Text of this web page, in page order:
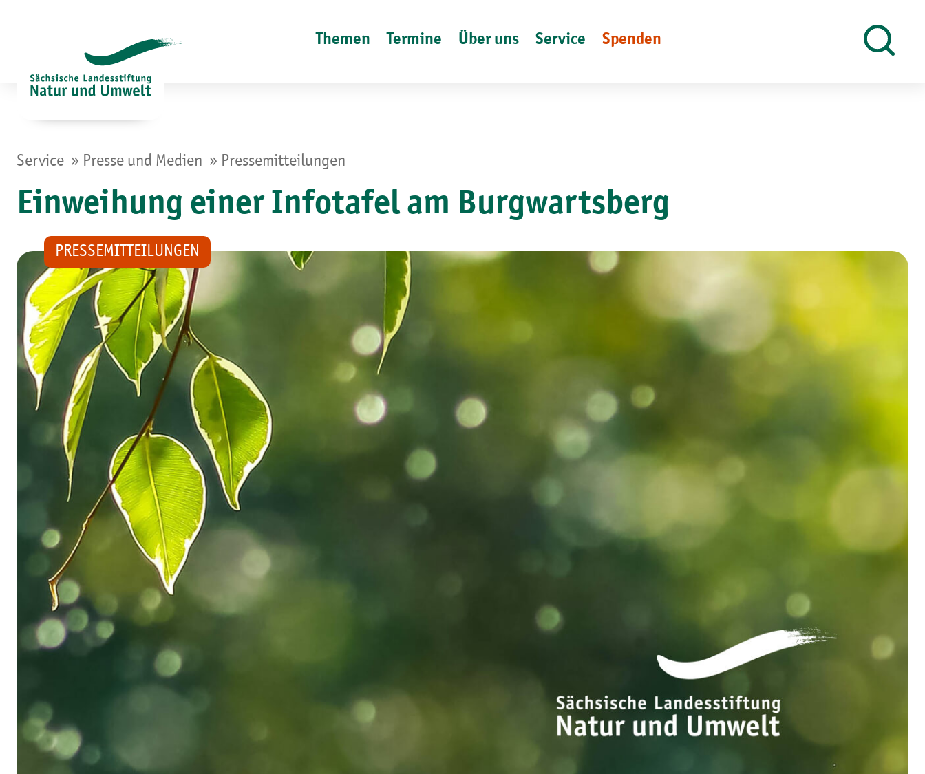
Themen Termine Über uns Service Spenden
Service » Presse und Medien » Pressemitteilungen
Einweihung einer Infotafel am Burgwartsberg
PRESSEMITTEILUNGEN